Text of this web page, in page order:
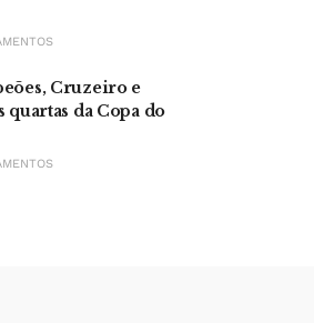
Cruzeiro e
quartas da Copa do